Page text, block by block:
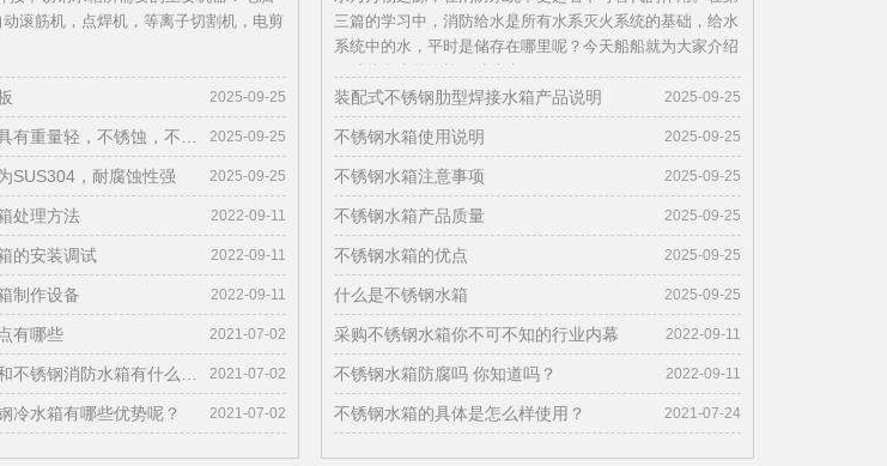
滚筋机，点焊机，等离子切割机，电剪
2025-09-25
2025-09-25
SUS304，耐腐蚀性强 2025-09-25
处理方法 2022-09-11
的安装调试 2022-09-11
制作设备 2022-09-11
有哪些 2021-07-02
2021-07-02
冷水箱有哪些优势呢？ 2021-07-02
三篇的学习中，消防给水是所有水系灭火系统的基础，给水
系统中的水，平时是储存在哪里呢？今天船船就为大家介绍
装配式不锈钢肋型焊接水箱产品说明 2025-09-25
不锈钢水箱使用说明 2025-09-25
不锈钢水箱注意事项 2025-09-25
不锈钢水箱产品质量 2025-09-25
不锈钢水箱的优点 2025-09-25
什么是不锈钢水箱 2025-09-25
采购不锈钢水箱你不可不知的行业内幕 2022-09-11
不锈钢水箱防腐吗 你知道吗？ 2022-09-11
不锈钢水箱的具体是怎么样使用？ 2021-07-24